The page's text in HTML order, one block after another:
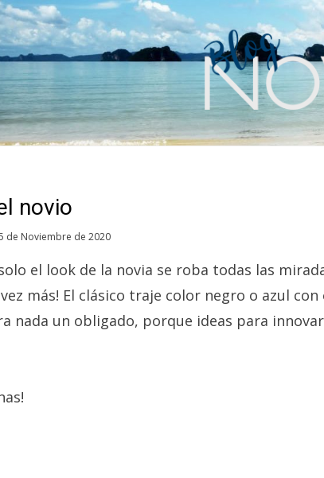
novio
de Noviembre de 2020
el look de la novia se roba todas las
vez más! El clásico traje color negro o azul
nada un obligado, porque ideas para